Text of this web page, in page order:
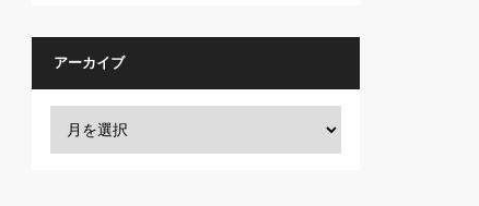
アーカイブ